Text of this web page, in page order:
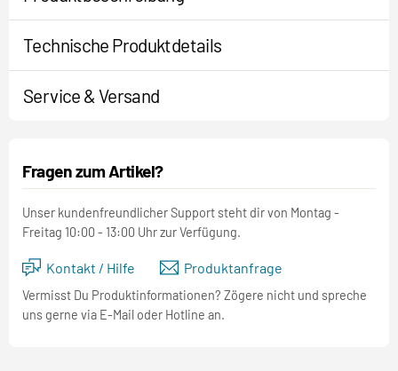
Technische Produktdetails
Service & Versand
Fragen zum Artikel?
Unser kundenfreundlicher Support steht dir von Montag -
Freitag 10:00 - 13:00 Uhr zur Verfügung.
Kontakt / Hilfe Produktanfrage
Vermisst Du Produktinformationen? Zögere nicht und spreche
uns gerne via E-Mail oder Hotline an.